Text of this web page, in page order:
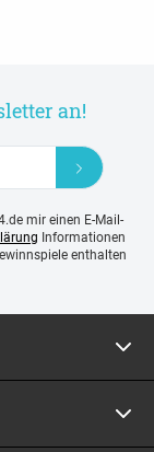
an!
mir einen E-Mail-
Informationen
enthalten